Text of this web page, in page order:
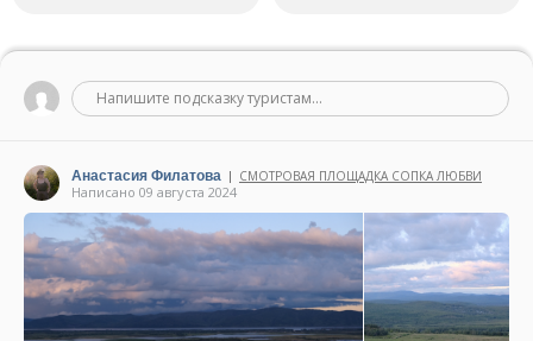
Напишите подсказку туристам...
Анастасия Филатова | СМОТРОВАЯ ПЛОЩАДКА СОПКА ЛЮБВИ
Написано 09 августа 2024